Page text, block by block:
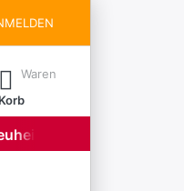
die Eingabetaste, um
Waren
Korb